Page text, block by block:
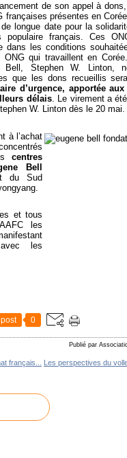
de son appel à
françaises présentes en
longue date pour la
populaire français. Ces
dans les conditions
ONG qui travaillent en
Bell, Stephen W. Linton,
que les dons recueillis
d’urgence, apportée
délais. Le virement a
W. Linton dès le 20 mai.
à l’achat
centres
Bell
du Sud
et tous
les
les
0
Publié par
français... Les perspectives du